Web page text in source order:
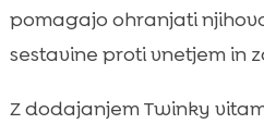
pomagajo ohranjati
sestavine proti vnetjem in
Z dodajanjem Twinky